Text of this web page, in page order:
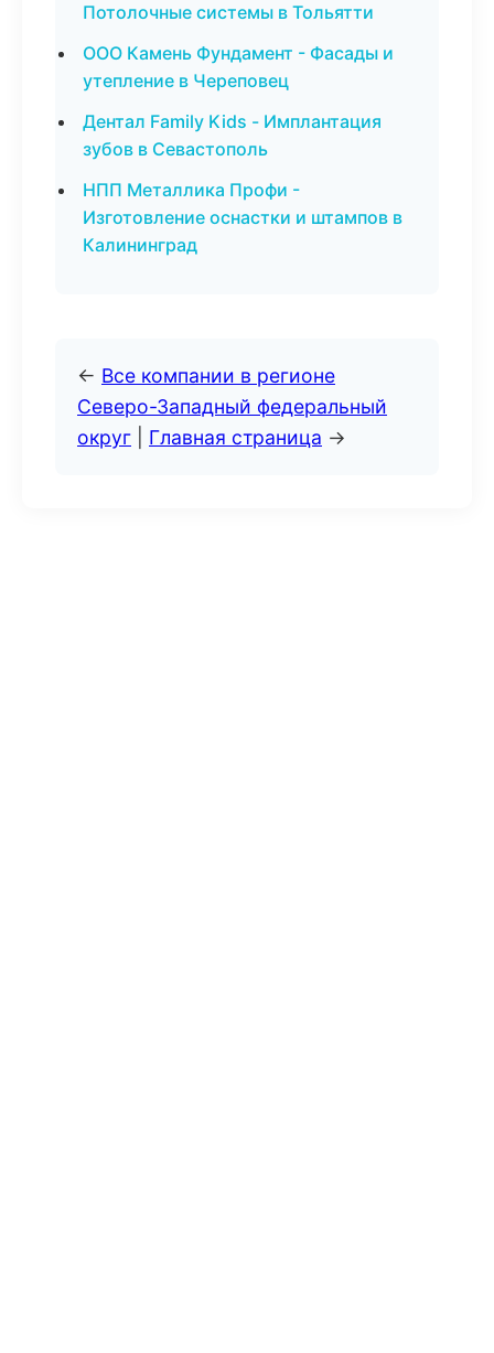
Потолочные системы в Тольятти
ООО Камень Фундамент - Фасады и
утепление в Череповец
Дентал Family Kids - Имплантация
зубов в Севастополь
НПП Металлика Профи -
Изготовление оснастки и штампов в
Калининград
← Все компании в регионе
Северо-Западный федеральный
округ
Главная страница →